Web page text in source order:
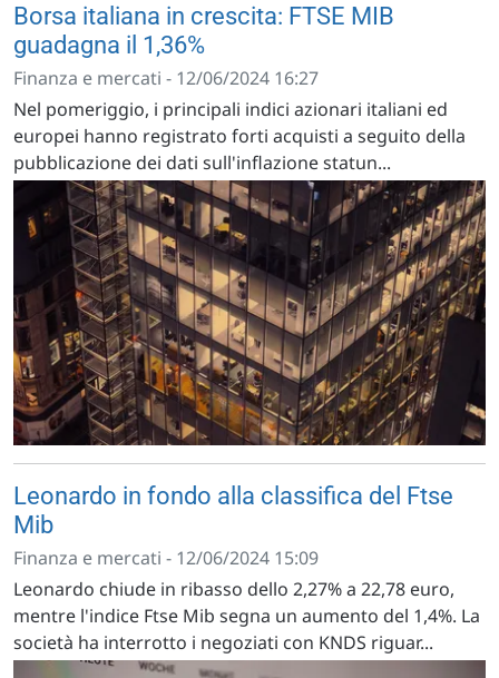
Borsa italiana in crescita: FTSE MIB
guadagna il 1,36%
Finanza e mercati - 12/06/2024 16:27
Nel pomeriggio, i principali indici azionari italiani ed
europei hanno registrato forti acquisti a seguito della
pubblicazione dei dati sull'inflazione statun...
Leonardo in fondo alla classifica del Ftse
Mib
Finanza e mercati - 12/06/2024 15:09
Leonardo chiude in ribasso dello 2,27% a 22,78 euro,
mentre l'indice Ftse Mib segna un aumento del 1,4%. La
società ha interrotto i negoziati con KNDS riguar...